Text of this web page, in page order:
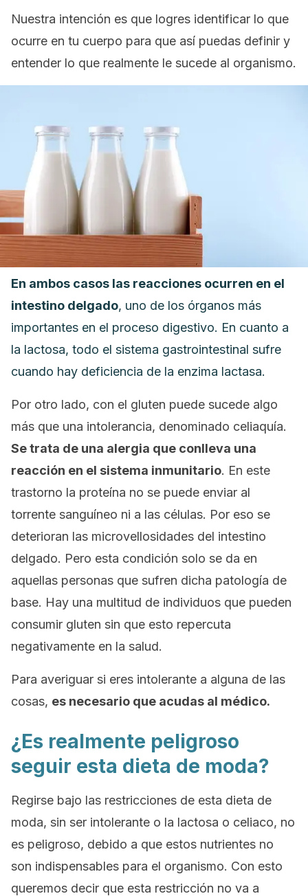
Nuestra intención es que logres identificar lo que
ocurre en tu cuerpo para que así puedas definir y
entender lo que realmente le sucede al organismo.
En ambos casos las reacciones ocurren en el
intestino delgado, uno de los órganos más
importantes en el proceso digestivo. En cuanto a
la lactosa, todo el sistema gastrointestinal sufre
cuando hay deficiencia de la enzima lactasa.
Por otro lado, con el gluten puede sucede algo
más que una intolerancia, denominado celiaquía.
Se trata de una alergia que conlleva una
reacción en el sistema inmunitario. En este
trastorno la proteína no se puede enviar al
torrente sanguíneo ni a las células. Por eso se
deterioran las microvellosidades del intestino
delgado. Pero esta condición solo se da en
aquellas personas que sufren dicha patología de
base. Hay una multitud de individuos que pueden
consumir gluten sin que esto repercuta
negativamente en la salud.
Para averiguar si eres intolerante a alguna de las
cosas, es necesario que acudas al médico.
¿Es realmente peligroso
seguir esta dieta de moda?
Regirse bajo las restricciones de esta dieta de
moda, sin ser intolerante o la lactosa o celiaco, no
es peligroso, debido a que estos nutrientes no
son indispensables para el organismo. Con esto
queremos decir que esta restricción no va a